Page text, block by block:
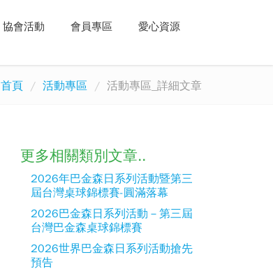
協會活動 會員專區 愛心資源
首頁 活動專區 活動專區_詳細文章
更多相關類別文章..
2026年巴金森日系列活動暨第三
屆台灣桌球錦標賽-圓滿落幕
2026巴金森日系列活動－第三屆
台灣巴金森桌球錦標賽
2026世界巴金森日系列活動搶先
預告